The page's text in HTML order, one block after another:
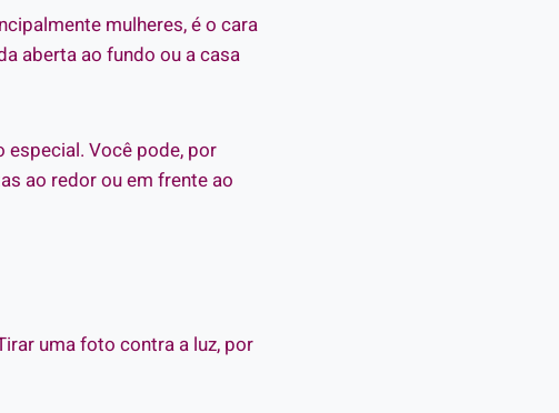
mulheres, é o cara
aberta ao fundo ou a casa
Você pode, por
ao redor ou em frente ao
uma foto contra a luz, por